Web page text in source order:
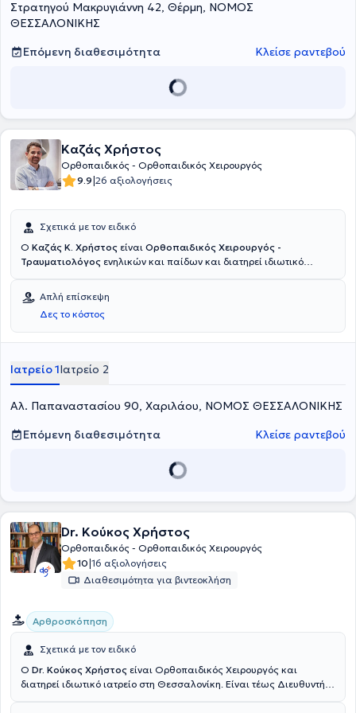
Στρατηγού Μακρυγιάννη 42, Θέρμη, ΝΟΜΟΣ
ΘΕΣΣΑΛΟΝΙΚΗΣ
Επόμενη διαθεσιμότητα
Κλείσε ραντεβού
Καζάς Χρήστος
Ορθοπαιδικός - Ορθοπαιδικός Χειρουργός
9.9|26 αξιολογήσεις
Σχετικά με τον ειδικό
Ο Καζάς Κ. Χρήστος είναι Ορθοπαιδικός Χειρουργός -
Τραυματιολόγος ενηλικών και παίδων και διατηρεί ιδιωτικό
Δημοκρίτειου Πανεπιστημίου Θράκης με έδρα την Αλεξανδρούπολη​
και κάτοχος Μεταπτυχιακού τίτλου σπουδών " Κλινική Χειρουργική
Ανατομία" στην Ιατρική Σχολή του ίδιου οργανισμού. Ολοκλήρωσε
την ειδικότητα Ορθοπαιδικής & Τραυματολογίας στην Β’
συνέχεια μετέβη στο Ηνωμένο Βασίλειο για να εργαστεί ως Senior
Clinical Fellow in Paediatric Trauma & Orthopaedics στο
να εργαστεί στο Leeds General Infirmary. Σήμερα στο ιδιωτικό του
Παιδοορθοπαιδικής,Ορθοπαιδικής Ενηλίκων καθώς και
Απλή επίσκεψη
Δες το κόστος
Ιατρείο 1Ιατρείο 2
Αλ. Παπαναστασίου 90, Χαριλάου, ΝΟΜΟΣ ΘΕΣΣΑΛΟΝΙΚΗΣ
Επόμενη διαθεσιμότητα
Κλείσε ραντεβού
Dr. Κούκος Χρήστος
Ορθοπαιδικός - Ορθοπαιδικός Χειρουργός
10|16 αξιολογήσεις
Διαθεσιμότητα για βιντεοκλήση
Αρθροσκόπηση
Σχετικά με τον ειδικό
Ο Dr. Κούκος Χρήστος είναι Ορθοπαιδικός Χειρουργός και
διατηρεί ιδιωτικό ιατρείο στη Θεσσαλονίκη. Είναι τέως Διευθυντής